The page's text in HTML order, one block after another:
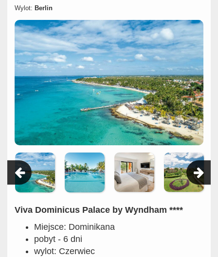
Wylot: Berlin
Viva Dominicus Palace by Wyndham ****
Miejsce: Dominikana
pobyt - 6 dni
wylot: Czerwiec